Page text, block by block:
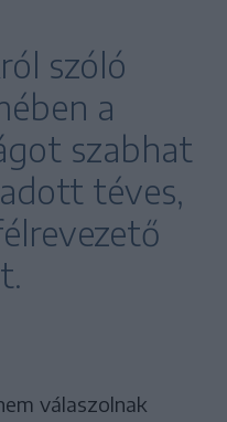
szóló
a
szabhat
téves,
válaszolnak